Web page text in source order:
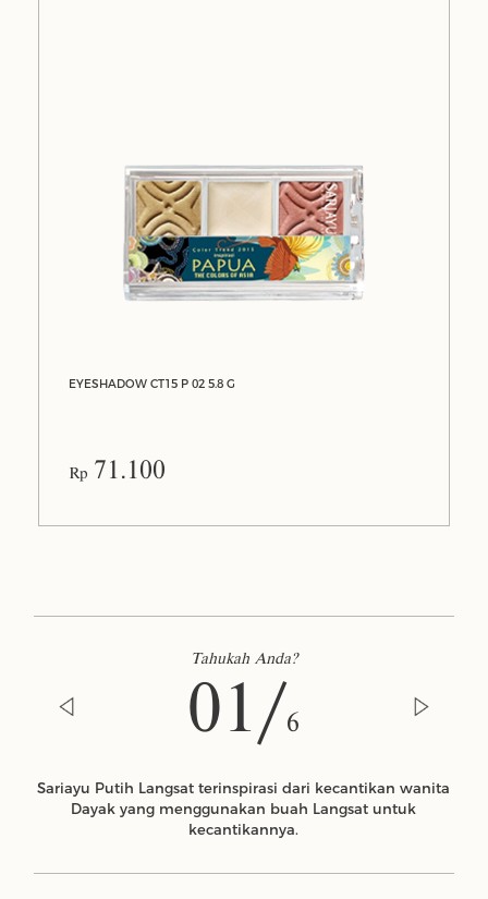
EYESHADOW CT15 P 02 5.8 G
Rp 71.100
Tahukah Anda?
01/6
Sariayu Putih Langsat terinspirasi dari kecantikan wanita
Dayak yang menggunakan buah Langsat untuk
kecantikannya.